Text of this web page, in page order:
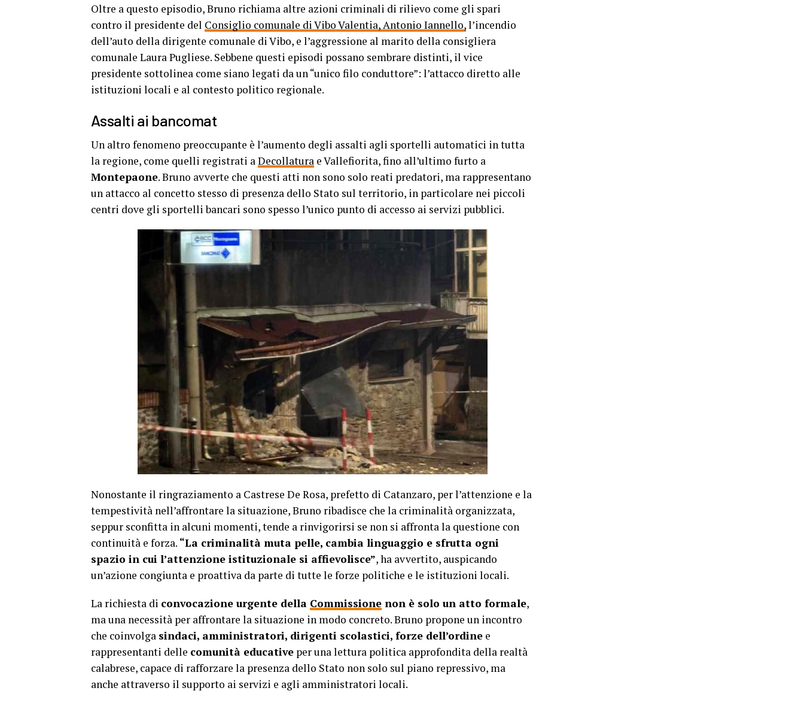
Oltre a questo episodio, Bruno richiama altre azioni criminali di rilievo come gli spari
contro il presidente del Consiglio comunale di Vibo Valentia, Antonio Iannello,l’incendio
dell’auto della dirigente comunale di Vibo, e l’aggressione al marito della consigliera
comunale Laura Pugliese. Sebbene questi episodi possano sembrare distinti, il vice
presidente sottolinea come siano legati da un “unico filo conduttore”: l’attacco diretto alle
istituzioni locali e al contesto politico regionale.
Assalti ai bancomat
Un altro fenomeno preoccupante è l’aumento degli assalti agli sportelli automatici in tutta
la regione, come quelli registrati aDecollatura e Vallefiorita, fino all’ultimo furto a
Montepaone. Bruno avverte che questi atti non sono solo reati predatori, ma rappresentano
un attacco al concetto stesso di presenza dello Stato sul territorio, in particolare nei piccoli
centri dove gli sportelli bancari sono spesso l’unico punto di accesso ai servizi pubblici.
Nonostante il ringraziamento a Castrese De Rosa, prefetto di Catanzaro, per l’attenzione e la
tempestività nell’affrontare la situazione, Bruno ribadisce che la criminalità organizzata,
seppur sconfitta in alcuni momenti, tende a rinvigorirsi se non si affronta la questione con
continuità e forza. “La criminalità muta pelle, cambia linguaggio e sfrutta ogni
spazio in cui l’attenzione istituzionale si affievolisce”, ha avvertito, auspicando
un’azione congiunta e proattiva da parte di tutte le forze politiche e le istituzioni locali.
La richiesta di convocazione urgente della Commissione non è solo un atto formale,
ma una necessità per affrontare la situazione in modo concreto. Bruno propone un incontro
che coinvolga sindaci, amministratori, dirigenti scolastici, forze dell’ordine e
rappresentanti delle comunità educative per una lettura politica approfondita della realtà
calabrese, capace di rafforzare la presenza dello Stato non solo sul piano repressivo, ma
anche attraverso il supporto ai servizi e agli amministratori locali.